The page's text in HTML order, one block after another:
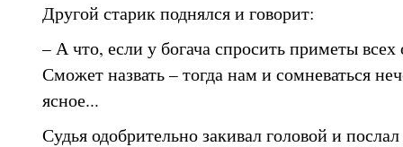
Другой старик поднялся и говорит:
– А что, если у богача спросить приметы всех
Сможет назвать – тогда нам и сомневаться
ясное...
Судья одобрительно закивал головой и